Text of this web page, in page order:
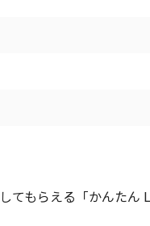
てもらえる「かんたん